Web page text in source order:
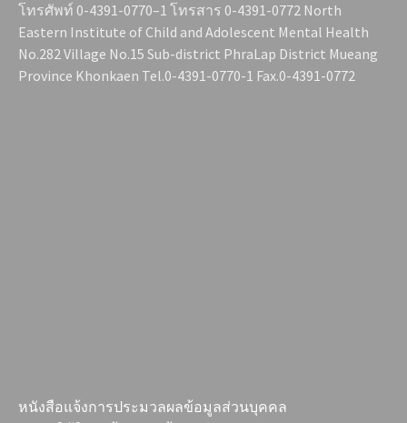
โทรศัพท์ 0-4391-0770–1 โทรสาร 0-4391-0772 North
Eastern Institute of Child and Adolescent Mental Health
No.282 Village No.15 Sub-district PhraLap District Mueang
Province Khonkaen Tel.0-4391-0770-1 Fax.0-4391-0772
หนังสือแจ้งการประมวลผลข้อมูลส่วนบุคคล